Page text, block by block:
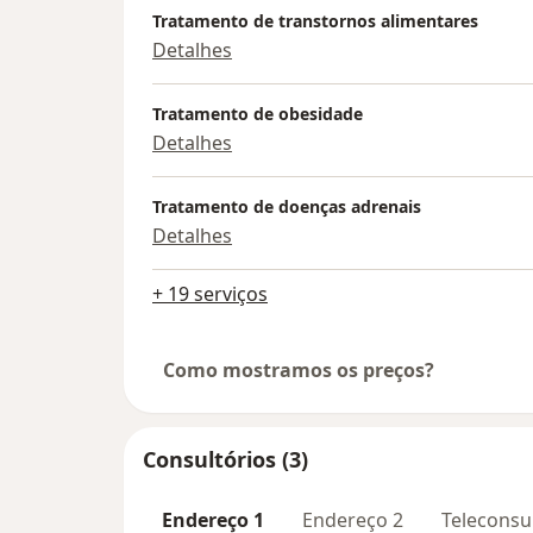
Tratamento de transtornos alimentares
Detalhes
Tratamento de obesidade
Detalhes
Tratamento de doenças adrenais
Detalhes
+ 19 serviços
Como mostramos os preços?
Consultórios (3)
Endereço 1 Endereço 2